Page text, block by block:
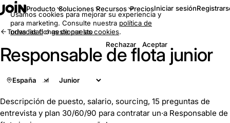
Producto Soluciones Recursos PreciosIniciar sesión
Todas las fichas de puesto
Responsable de flota junior
España
Descripción de puesto, salario, sourcing, 15 preguntas de
entrevista y plan 30/60/90 para contratar un·a Responsable de
Usamos cookies para mejorar su experiencia y
para marketing. Consulte nuestra política de
privacidadogestionar las cookies.
Rechazar
Aceptar